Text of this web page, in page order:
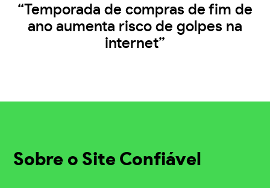
“Temporada de compras de fim de
ano aumenta risco de golpes na
internet”
Sobre o Site Confiável